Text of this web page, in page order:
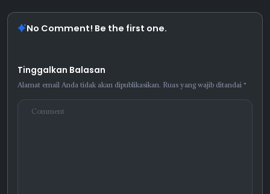
No Comment! Be the first one.
Tinggalkan Balasan
Alamat email Anda tidak akan dipublikasikan. Ruas yang wajib ditandai *